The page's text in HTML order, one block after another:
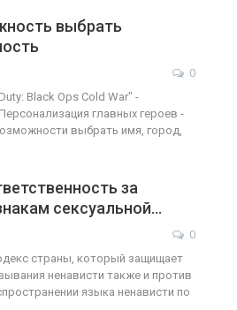
выбрать
0
Black Ops Cold War" -
главных героев -
выбрать имя, город,
за
сексуальной…
0
страны, который защищает
ненависти также и против
языка ненависти по